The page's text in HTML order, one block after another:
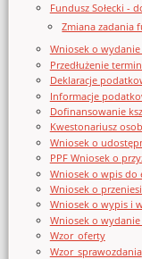
Fundusz Sołecki -
Zmiana zadania
Wniosek o
Przedłużenie
Deklaracje
Informacje
Dofinansowanie
Kwestonariusz
Wniosek o
PPF Wniosek o
Wniosek o wpis
Wniosek o
Wniosek o wypis i
Wniosek o
Wzor_oferty
Wzor_sprawozdania